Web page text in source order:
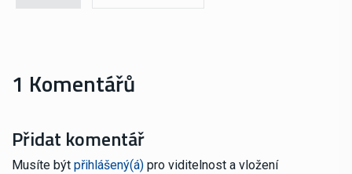
1 Komentářů
Přidat komentář
Musíte být přihlášený(á) pro viditelnost a vložení